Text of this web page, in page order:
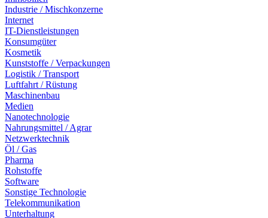
Industrie / Mischkonzerne
Internet
IT-Dienstleistungen
Konsumgüter
Kosmetik
Kunststoffe / Verpackungen
Logistik / Transport
Luftfahrt / Rüstung
Maschinenbau
Medien
Nanotechnologie
Nahrungsmittel / Agrar
Netzwerktechnik
Öl / Gas
Pharma
Rohstoffe
Software
Sonstige Technologie
Telekommunikation
Unterhaltung